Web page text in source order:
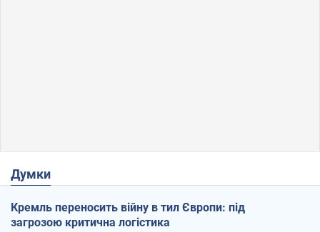
Думки
Кремль переносить війну в тил Європи: під
загрозою критична логістика